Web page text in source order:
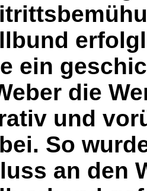
ein
die
und
So
an den